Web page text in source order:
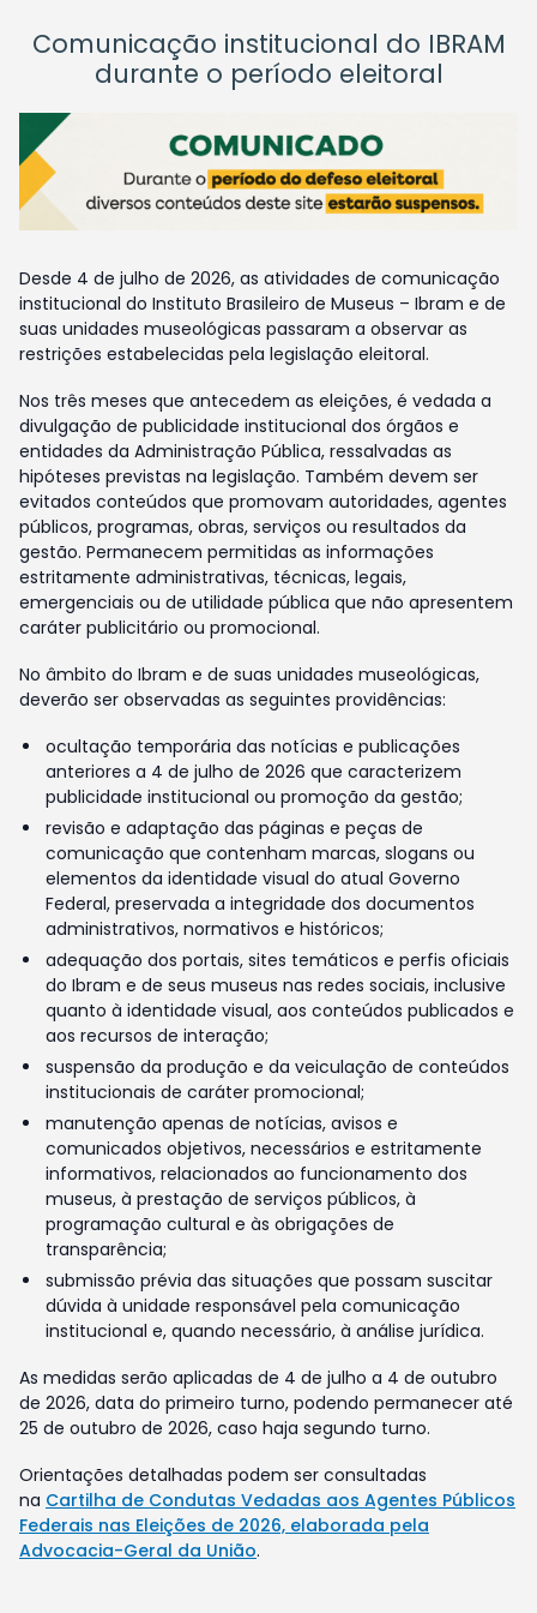
Comunicação institucional do IBRAM
durante o período eleitoral
Desde 4 de julho de 2026, as atividades de comunicação
institucional do Instituto Brasileiro de Museus – Ibram e de
suas unidades museológicas passaram a observar as
restrições estabelecidas pela legislação eleitoral.
Nos três meses que antecedem as eleições, é vedada a
divulgação de publicidade institucional dos órgãos e
entidades da Administração Pública, ressalvadas as
hipóteses previstas na legislação. Também devem ser
evitados conteúdos que promovam autoridades, agentes
públicos, programas, obras, serviços ou resultados da
gestão. Permanecem permitidas as informações
estritamente administrativas, técnicas, legais,
emergenciais ou de utilidade pública que não apresentem
caráter publicitário ou promocional.
No âmbito do Ibram e de suas unidades museológicas,
deverão ser observadas as seguintes providências:
ocultação temporária das notícias e publicações
anteriores a 4 de julho de 2026 que caracterizem
publicidade institucional ou promoção da gestão;
revisão e adaptação das páginas e peças de
comunicação que contenham marcas, slogans ou
elementos da identidade visual do atual Governo
Federal, preservada a integridade dos documentos
administrativos, normativos e históricos;
adequação dos portais, sites temáticos e perfis oficiais
do Ibram e de seus museus nas redes sociais, inclusive
quanto à identidade visual, aos conteúdos publicados e
aos recursos de interação;
suspensão da produção e da veiculação de conteúdos
institucionais de caráter promocional;
manutenção apenas de notícias, avisos e
comunicados objetivos, necessários e estritamente
informativos, relacionados ao funcionamento dos
museus, à prestação de serviços públicos, à
programação cultural e às obrigações de
transparência;
submissão prévia das situações que possam suscitar
dúvida à unidade responsável pela comunicação
institucional e, quando necessário, à análise jurídica.
As medidas serão aplicadas de 4 de julho a 4 de outubro
de 2026, data do primeiro turno, podendo permanecer até
25 de outubro de 2026, caso haja segundo turno.
Orientações detalhadas podem ser consultadas
na Cartilha de Condutas Vedadas aos Agentes Públicos
Federais nas Eleições de 2026, elaborada pela
Advocacia-Geral da União.